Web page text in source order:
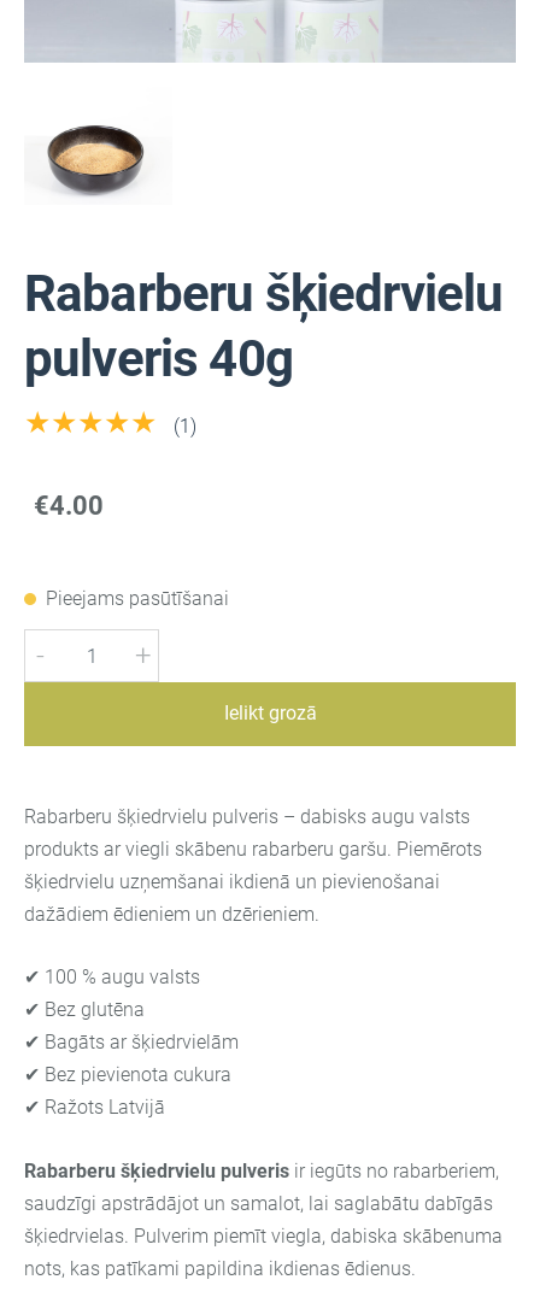
Rabarberu šķiedrvielu
pulveris 40g
★★★★★ (1)
€4.00
Pieejams pasūtīšanai
- +
Ielikt grozā
Rabarberu šķiedrvielu pulveris – dabisks augu valsts
produkts ar viegli skābenu rabarberu garšu. Piemērots
šķiedrvielu uzņemšanai ikdienā un pievienošanai
dažādiem ēdieniem un dzērieniem.
✔ 100 % augu valsts
✔ Bez glutēna
✔ Bagāts ar šķiedrvielām
✔ Bez pievienota cukura
✔ Ražots Latvijā
Rabarberu šķiedrvielu pulveris ir iegūts no rabarberiem,
saudzīgi apstrādājot un samalot, lai saglabātu dabīgās
šķiedrvielas. Pulverim piemīt viegla, dabiska skābenuma
nots, kas patīkami papildina ikdienas ēdienus.